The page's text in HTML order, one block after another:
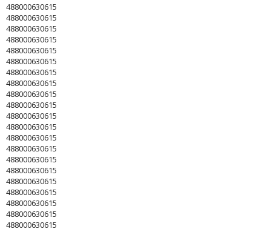
488000630615
488000630615
488000630615
488000630615
488000630615
488000630615
488000630615
488000630615
488000630615
488000630615
488000630615
488000630615
488000630615
488000630615
488000630615
488000630615
488000630615
488000630615
488000630615
488000630615
488000630615